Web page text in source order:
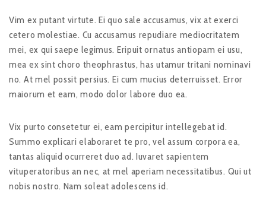
Vim ex putant virtute. Ei quo sale accusamus, vix at exerci
cetero molestiae. Cu accusamus repudiare mediocritatem
mei, ex qui saepe legimus. Eripuit ornatus antiopam ei usu,
mea ex sint choro theophrastus, has utamur tritani nominavi
no. At mel possit persius. Ei cum mucius deterruisset. Error
maiorum et eam, modo dolor labore duo ea.
Vix purto consetetur ei, eam percipitur intellegebat id.
Summo explicari elaboraret te pro, vel assum corpora ea,
tantas aliquid ocurreret duo ad. Iuvaret sapientem
vituperatoribus an nec, at mel aperiam necessitatibus. Qui ut
nobis nostro. Nam soleat adolescens id.